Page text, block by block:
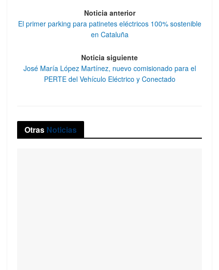
Noticia anterior
El primer parking para patinetes eléctricos 100% sostenible
en Cataluña
Noticia siguiente
José María López Martínez, nuevo comisionado para el
PERTE del Vehículo Eléctrico y Conectado
Otras Noticias